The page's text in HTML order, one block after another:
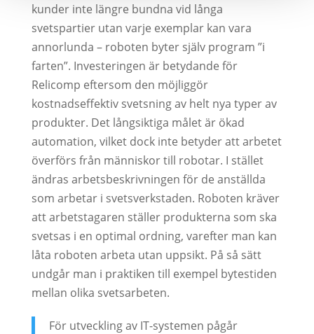
kunder inte längre bundna vid långa
svetspartier utan varje exemplar kan vara
annorlunda – roboten byter själv program ”i
farten”. Investeringen är betydande för
Relicomp eftersom den möjliggör
kostnadseffektiv svetsning av helt nya typer av
produkter. Det långsiktiga målet är ökad
automation, vilket dock inte betyder att arbetet
överförs från människor till robotar. I stället
ändras arbetsbeskrivningen för de anställda
som arbetar i svetsverkstaden. Roboten kräver
att arbetstagaren ställer produkterna som ska
svetsas i en optimal ordning, varefter man kan
låta roboten arbeta utan uppsikt. På så sätt
undgår man i praktiken till exempel bytestiden
mellan olika svetsarbeten.
För utveckling av IT-systemen pågår